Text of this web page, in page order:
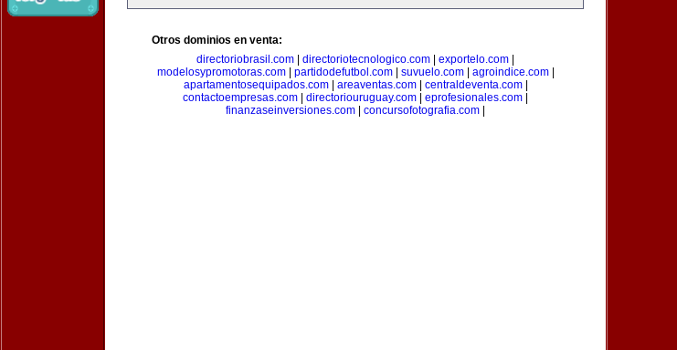
Otros dominios en venta:
directoriobrasil.com
directoriotecnologico.com exportelo.com
modelosypromotoras.com| partidodefutbol.com| suvuelo.com| agroindice.com|
apartamentosequipados.com| areaventas.com| centraldeventa.com|
contactoempresas.com
directoriouruguay.com eprofesionales.com
finanzaseinversiones.com
concursofotografia.com